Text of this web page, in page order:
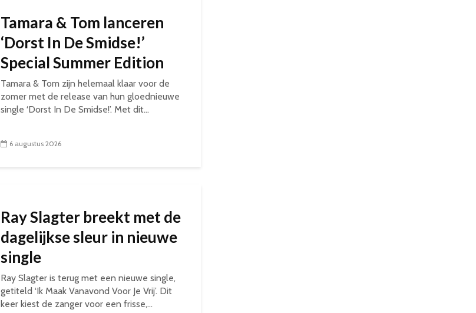
Tamara & Tom lanceren
‘Dorst In De Smidse!’
Special Summer Edition
Tamara & Tom zijn helemaal klaar voor de
zomer met de release van hun gloednieuwe
single ‘Dorst In De Smidse!’. Met dit...
6 augustus 2026
Ray Slagter breekt met de
dagelijkse sleur in nieuwe
single
Ray Slagter is terug met een nieuwe single,
getiteld ‘Ik Maak Vanavond Voor Je Vrij’. Dit
keer kiest de zanger voor een frisse,...